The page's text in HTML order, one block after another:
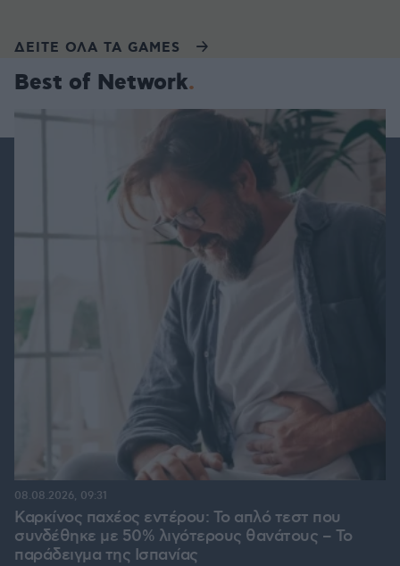
ΔΕΙΤΕ ΟΛΑ ΤΑ GAMES
Best of Network
Καρκίνος παχέος εντέρου: Το απλό τεστ που
συνδέθηκε με 50% λιγότερους θανάτους – Το
παράδειγμα της Ισπανίας
08.08.2026, 09:31